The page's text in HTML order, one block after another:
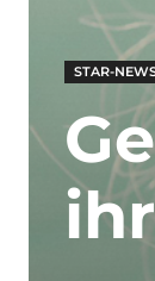
STAR-